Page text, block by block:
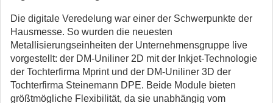
Die digitale Veredelung war einer der Schwerpunkte der
Hausmesse. So wurden die neuesten
Metallisierungseinheiten der Unternehmensgruppe live
vorgestellt: der DM-Uniliner 2D mit der Inkjet-Technologie
der Tochterfirma Mprint und der DM-Uniliner 3D der
Tochterfirma Steinemann DPE. Beide Module bieten
größtmögliche Flexibilität, da sie unabhängig vom